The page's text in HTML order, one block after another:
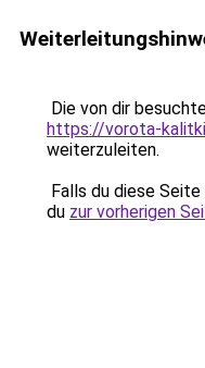
Die von dir
https://vorota-
weiterzuleiten.
Falls du diese
du zur vorherigen